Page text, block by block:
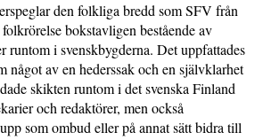
den folkliga bredd som SFV från
bokstavligen bestående av
runtom i svenskbygderna. Det uppfattades
något av en hederssak och en självklarhet
skikten runtom i det svenska Finland
och redaktörer, men också
som ombud eller på annat sätt bidra till